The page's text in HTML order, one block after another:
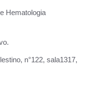
Hematologia
n°122, sala1317,